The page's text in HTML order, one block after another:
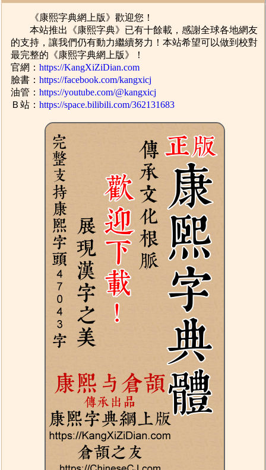
《康熙字典網上版》歡迎您！
本站推出《康熙字典》已有十餘載，感謝全球各地網友
的支持，讓我們仍有動力繼續努力！本站希望可以做到校對
最完整的《康熙字典網上版》！
官網：https://KangXiZiDian.com
臉書：https://facebook.com/kangxicj
油管：https://youtube.com/@kangxicj
Ｂ站：https://space.bilibili.com/362131683